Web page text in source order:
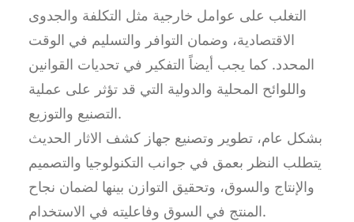
التغلب على عوامل خارجية مثل التكلفة والجدوى
الاقتصادية، وضمان التوافر والتسليم في الوقت
المحدد. كما يجب أيضاً التفكير في تحديات القوانين
واللوائح المحلية والدولية التي قد تؤثر على عملية
التصنيع والتوزيع.
بشكل عام، تطوير وتصنيع جهاز كشف الاثار الحديث
يتطلب النظر بعمق في جوانب التكنولوجيا والتصميم
والإنتاج والسوق، وتحقيق التوازن بينها لضمان نجاح
المنتج في السوق وفاعليته في الاستخدام.